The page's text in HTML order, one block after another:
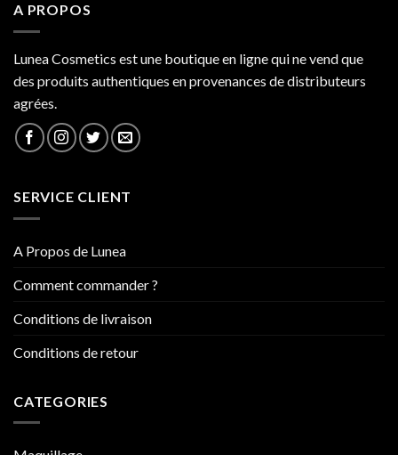
A PROPOS
Lunea Cosmetics est une boutique en ligne qui ne vend que
des produits authentiques en provenances de distributeurs
agrées.
SERVICE CLIENT
A Propos de Lunea
Comment commander ?
Conditions de livraison
Conditions de retour
CATEGORIES